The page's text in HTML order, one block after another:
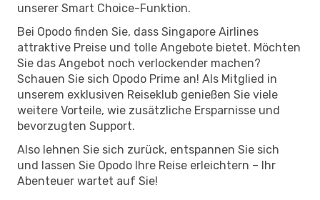
unserer Smart Choice-Funktion.
Bei Opodo finden Sie, dass Singapore Airlines
attraktive Preise und tolle Angebote bietet. Möchten
Sie das Angebot noch verlockender machen?
Schauen Sie sich Opodo Prime an! Als Mitglied in
unserem exklusiven Reiseklub genießen Sie viele
weitere Vorteile, wie zusätzliche Ersparnisse und
bevorzugten Support.
Also lehnen Sie sich zurück, entspannen Sie sich
und lassen Sie Opodo Ihre Reise erleichtern – Ihr
Abenteuer wartet auf Sie!